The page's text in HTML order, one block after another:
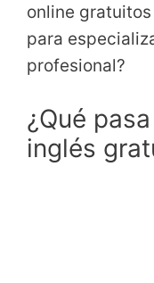
online gratuitos
para
profesional?
¿Qué
inglés